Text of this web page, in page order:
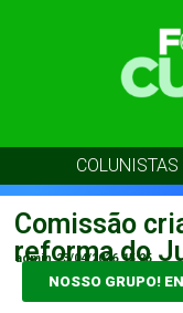
COLUNISTAS
Comissão
reforma do
admin 23/04/2026 15:25
NOSSO GRUPO!